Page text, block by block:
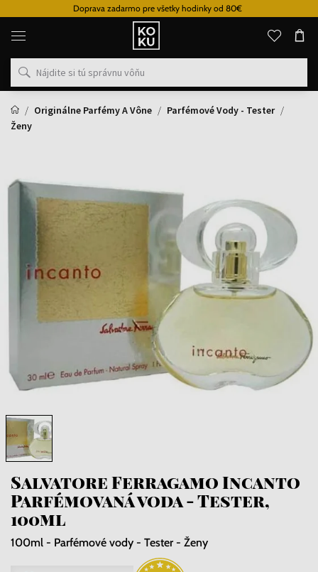
Doprava zadarmo pre všetky hodinky od 80€
Originálne
parfémy
hodinky
na
mieste
Originálne Parfémy A Vône
Parfémové Vody - Tester
Ženy
Salvatore Ferragamo Incanto
Parfémovaná voda - Tester,
100ml
100ml - Parfémové vody - Tester - Ženy